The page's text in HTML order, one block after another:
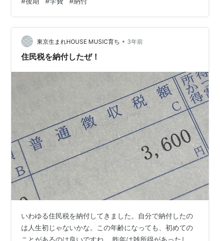
願 １５５００円 過去問テキスト ６０００円 入試 交通費
２７０００円 証明写真 ７００円 冬衣類 ２４０００円 冬
衣類 １３０００円 祝いゲーム１ ２６１８円 祝いゲーム
２ ３６５８円 祝いゲーム３ ７４６１円 衣類 …
東京生まれHOUSE MUSIC育ち • 3年前
住民税を納付したぜ！
いわゆる住民税を納付してきました。自分で納付したの
は人生初じゃないかな。この年齢になっても、初めての
ことがあるのは良いですね。 昨年は雑所得があったし、